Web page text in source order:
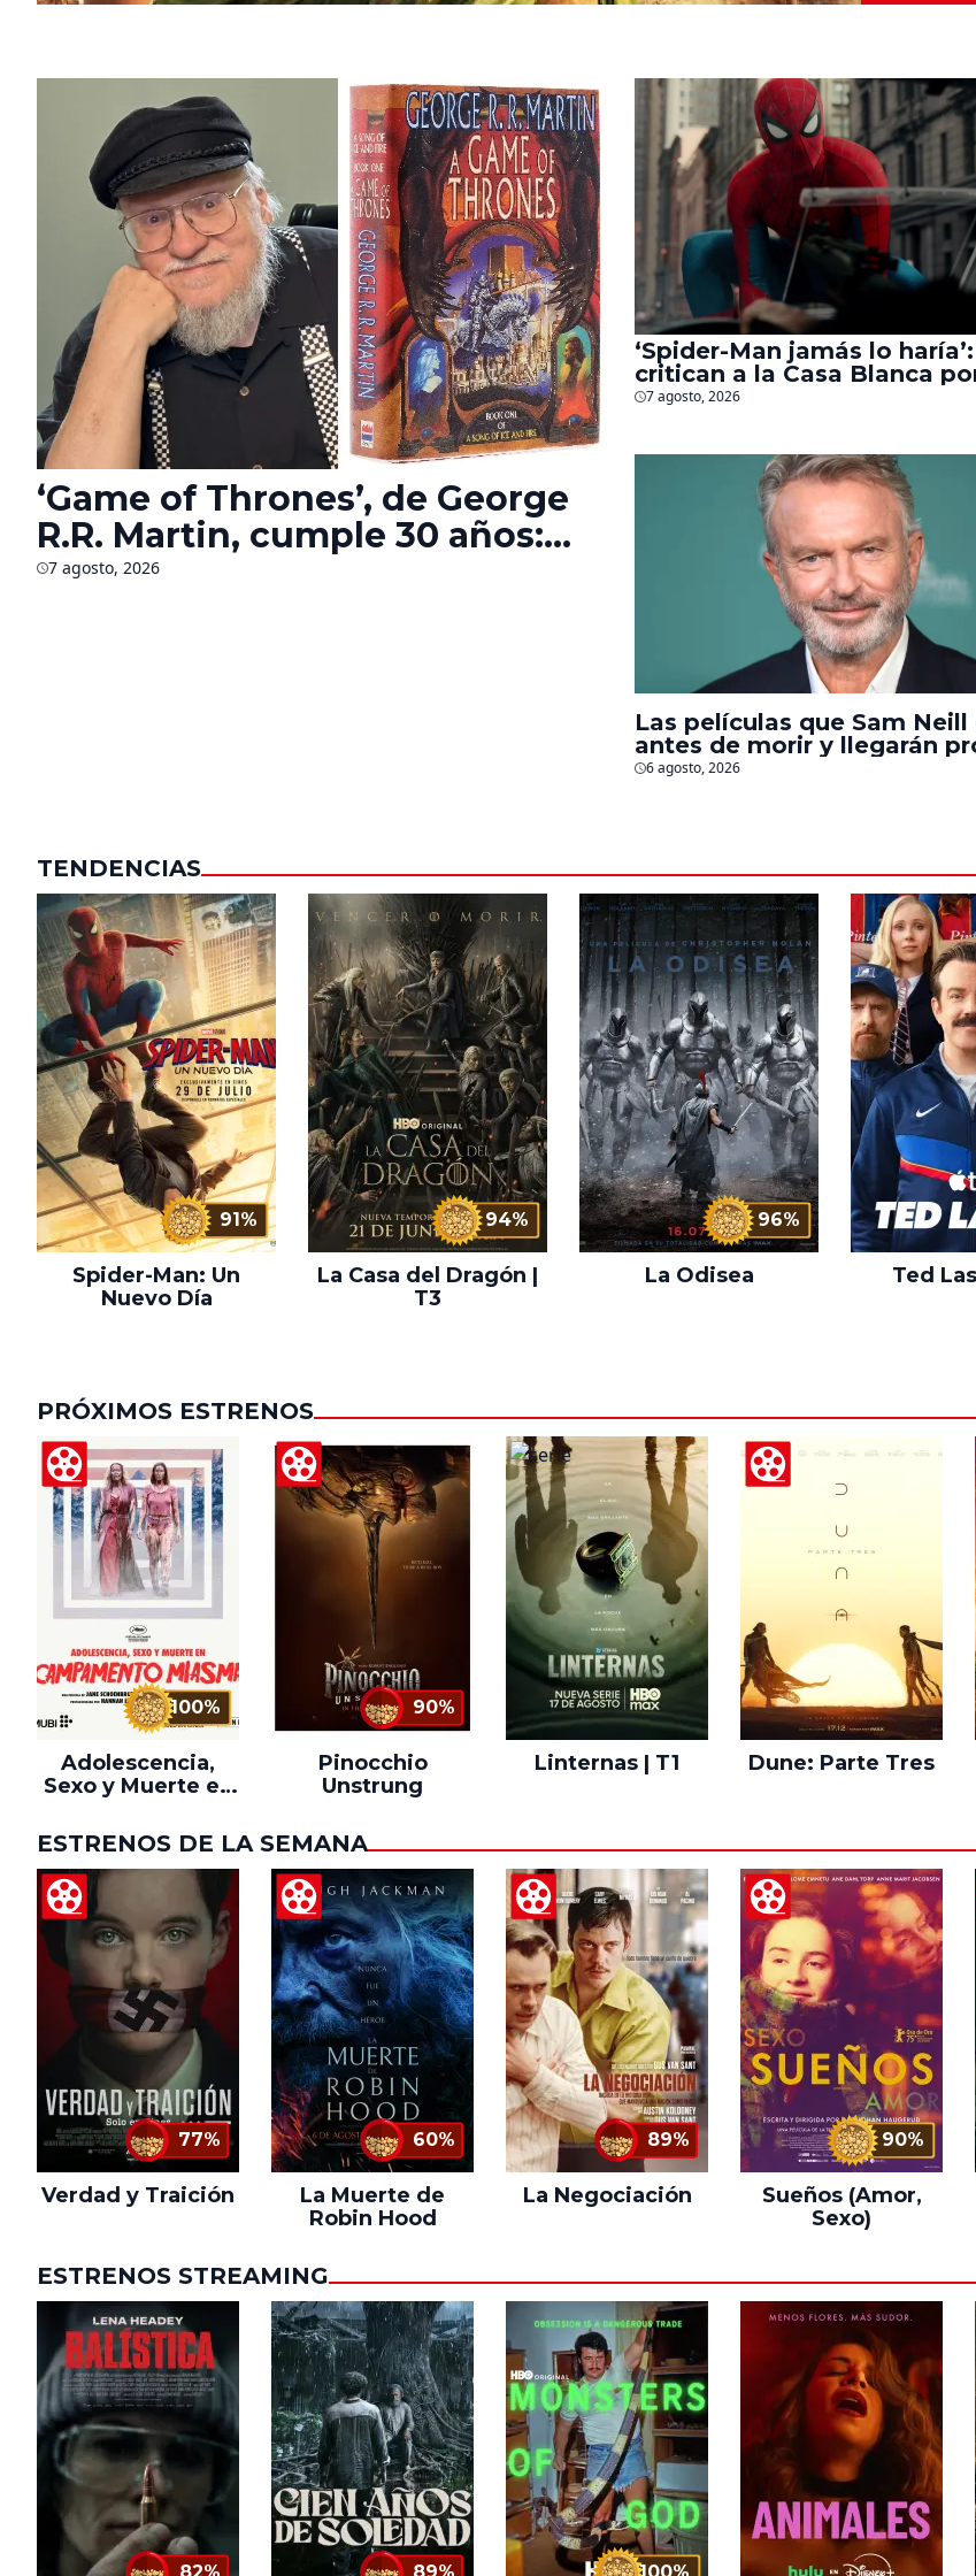
‘Game of Thrones’, de George
R.R. Martin, cumple 30 años:
¿Qué sabemos del futuro de la
7 agosto, 2026
‘Spider-Man jamás lo
critican a la Casa Blanca
al héroe para promover
7 agosto, 2026
Las películas que Sam Neill
antes de morir y llegarán
salas
6 agosto, 2026
TENDENCIAS
91%
Spider-Man: Un
Nuevo Día
94%
La Casa del Dragón |
T3
96%
La Odisea Ted
PRÓXIMOS ESTRENOS
100%
Adolescencia,
Sexo y Muerte en
Miasma
90%
Pinocchio
Unstrung
Linternas | T1 Dune: Parte Tres
ESTRENOS DE LA SEMANA
77%
Verdad y Traición
60%
La Muerte de
Robin Hood
89%
La Negociación
90%
Sueños (Amor,
Sexo)
ESTRENOS STREAMING